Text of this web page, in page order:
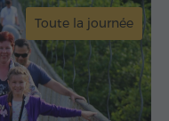
Toute la journée